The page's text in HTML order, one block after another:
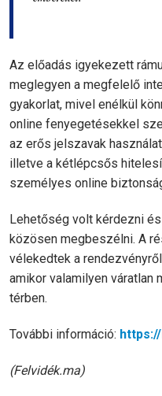
Az előadás igyekezett
meglegyen a megfelelő
gyakorlat, mivel enélkül
online fenyegetésekkel
az erős jelszavak
illetve a kétlépcsős
személyes online
Lehetőség volt kérdezni
közösen megbeszélni. A
vélekedtek a
amikor valamilyen váratlan
térben.
További információ:
(Felvidék.ma)